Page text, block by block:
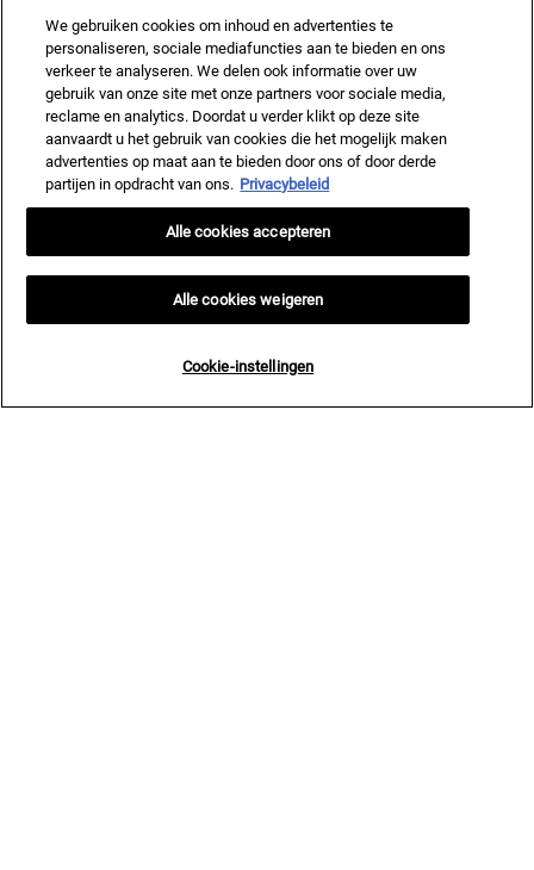
We gebruiken cookies om inhoud en advertenties te
personaliseren, sociale mediafuncties aan te bieden en ons
verkeer te analyseren. We delen ook informatie over uw
gebruik van onze site met onze partners voor sociale media,
reclame en analytics. Doordat u verder klikt op deze site
aanvaardt u het gebruik van cookies die het mogelijk maken
advertenties op maat aan te bieden door ons of door derde
partijen in opdracht van ons. Privacybeleid
Cookie-instellingen
Alle cookies weigeren
Alle cookies accepteren